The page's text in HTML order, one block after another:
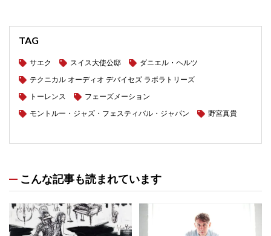
TAG
サエク スイス大使公邸
ダニエル・ヘルツ
テクニカル オーディオ デバイセズ ラボラトリーズ
トーレンス
フェーズメーション
モントルー・ジャズ・フェスティバル・ジャパン
野宮真貴
こんな記事も読まれています